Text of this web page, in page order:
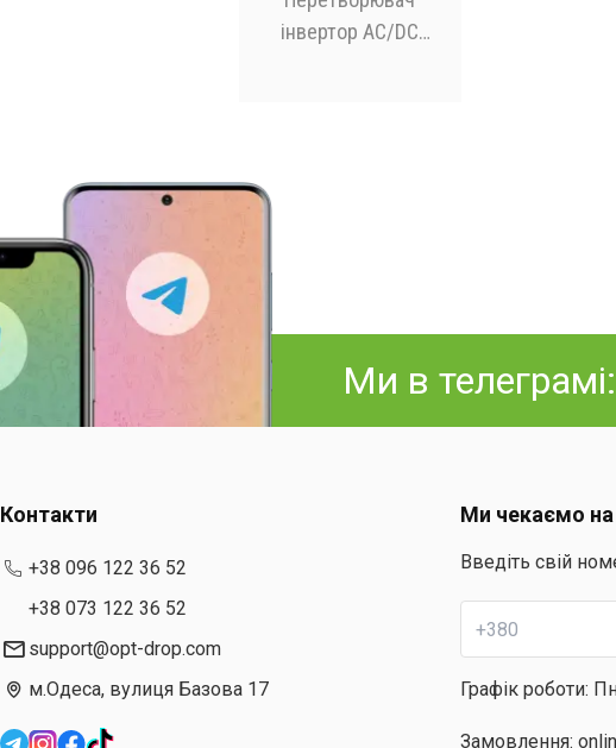
інвертор AC/DC
Ми в
Контакти
+38 096 122 36 52
+38 073 122 36 52
support@opt-drop.com
м.Одеса, вулиця Базова 17
Ми чекаємо на
Введіть свій
Графік роботи:
Замовлення: